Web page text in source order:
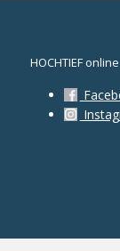
HOCHTIEF online